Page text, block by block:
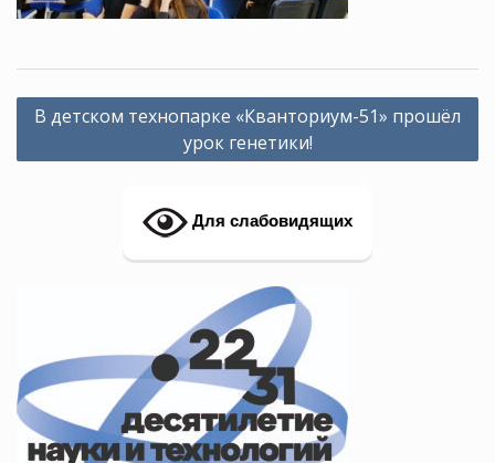
Навигация
записям
В детском технопарке «Кванториум-51» прошёл
урок генетики!
Для слабовидящих